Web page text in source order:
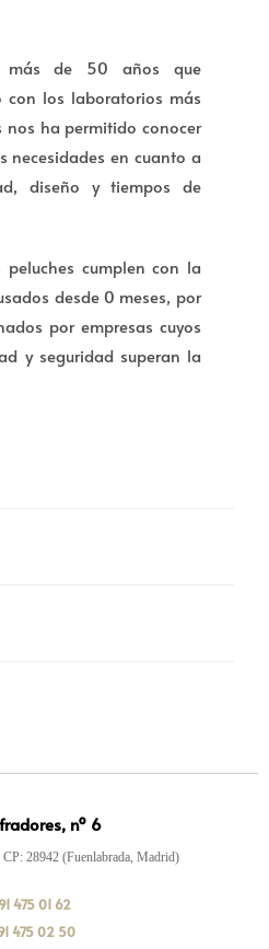
más de 50 años que
con los laboratorios más
ha permitido conocer
necesidades en cuanto a
diseño y tiempos de
peluches cumplen con la
desde 0 meses, por
por empresas cuyos
y seguridad superan la
nº 6
28942 (Fuenlabrada, Madrid)
91 475 01 62
475 02 50